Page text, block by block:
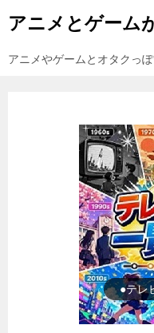
アニメとゲーム
アニメやゲームとオタクっ
●